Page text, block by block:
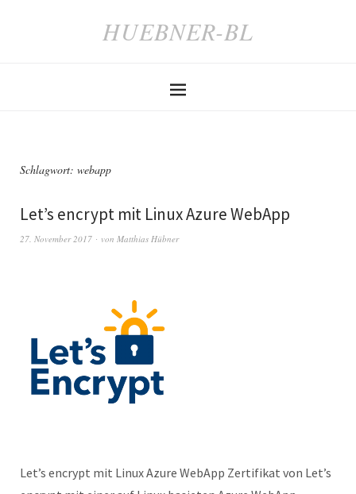
HUEBNER-BL
Schlagwort: webapp
Let’s encrypt mit Linux Azure WebApp
27. November 2017 von Matthias Hübner
Let’s encrypt mit Linux Azure WebApp Zertifikat von Let’s